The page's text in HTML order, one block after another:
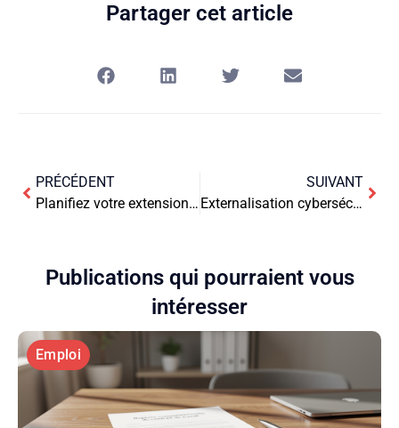
Partager cet article
PRÉCÉDENT
Planifiez votre extension de maison sans mauvaise surprise sur les fondations
SUIVANT
Externalisation cybersécurité : avantages financiers
Publications qui pourraient vous
intéresser
Emploi